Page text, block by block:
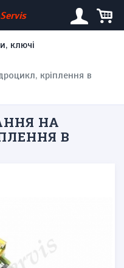
Servis
ключі
кріплення в
НА
В